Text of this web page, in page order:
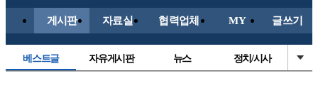
게시판 자료실 협력업체 MY 글쓰기
베스트글 자유게시판 뉴스 정치/시사